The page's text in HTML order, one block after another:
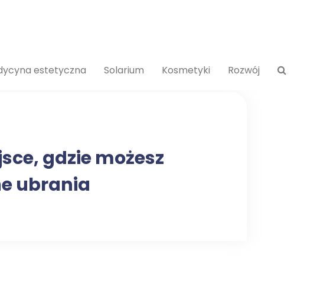
estetyczna Solarium Kosmetyki Rozwój
gdzie możesz
ubrania